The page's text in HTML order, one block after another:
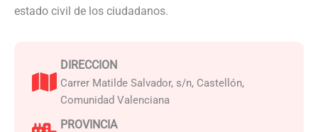
estado civil de los ciudadanos.
DIRECCION
Carrer Matilde Salvador, s/n, Castellón,
Comunidad Valenciana
PROVINCIA